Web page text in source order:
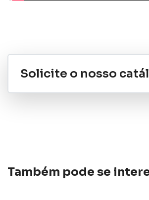
Solicite o nosso
Também pode se